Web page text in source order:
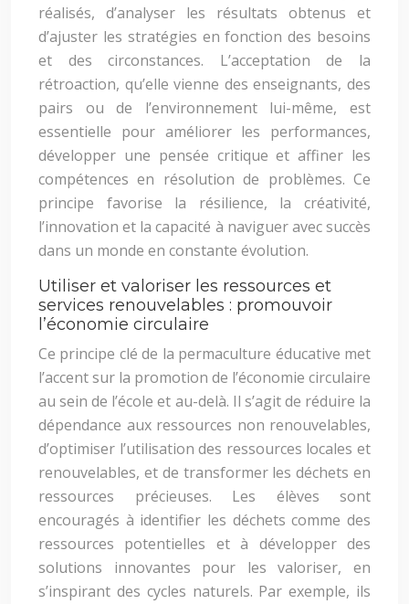
réalisés, d’analyser les résultats obtenus et
d’ajuster les stratégies en fonction des besoins
et des circonstances. L’acceptation de la
rétroaction, qu’elle vienne des enseignants, des
pairs ou de l’environnement lui-même, est
essentielle pour améliorer les performances,
développer une pensée critique et affiner les
compétences en résolution de problèmes. Ce
principe favorise la résilience, la créativité,
l’innovation et la capacité à naviguer avec succès
dans un monde en constante évolution.
Utiliser et valoriser les ressources et
services renouvelables : promouvoir
l’économie circulaire
Ce principe clé de la permaculture éducative met
l’accent sur la promotion de l’économie circulaire
au sein de l’école et au-delà. Il s’agit de réduire la
dépendance aux ressources non renouvelables,
d’optimiser l’utilisation des ressources locales et
renouvelables, et de transformer les déchets en
ressources précieuses. Les élèves sont
encouragés à identifier les déchets comme des
ressources potentielles et à développer des
solutions innovantes pour les valoriser, en
s’inspirant des cycles naturels. Par exemple, ils